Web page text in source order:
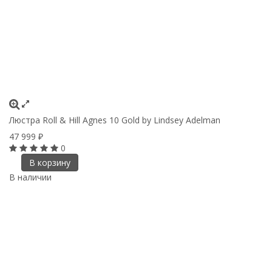
Люстра Roll & Hill Agnes 10 Gold by Lindsey Adelman
47 999 ₽
0
В корзину
В наличии